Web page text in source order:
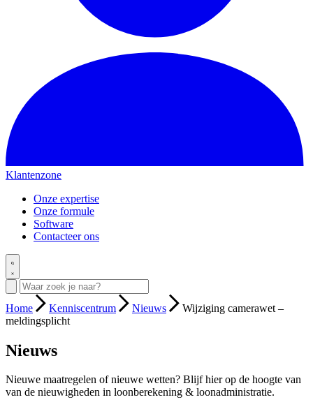
Klantenzone
Onze expertise
Onze formule
Software
Contacteer ons
Home Kenniscentrum Nieuws
Wijziging camerawet –
meldingsplicht
Nieuws
Nieuwe maatregelen of nieuwe wetten? Blijf hier op de hoogte van
van de nieuwigheden in loonberekening & loonadministratie.